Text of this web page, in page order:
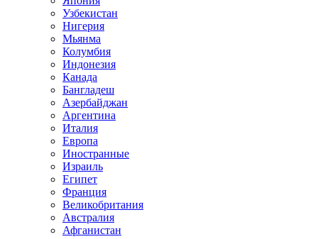
Узбекистан
Нигерия
Мьянма
Колумбия
Индонезия
Канада
Бангладеш
Азербайджан
Аргентина
Италия
Европа
Иностранные
Израиль
Египет
Франция
Великобритания
Австралия
Афганистан